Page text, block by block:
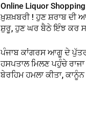
Online Liquor
ਖ਼ੁਸ਼ਖ਼ਬਰੀ ! ਹੁਣ ਸ਼ਰਾਬ ਦੀ
ਸ਼ੁਰੂ, ਹੁਣ ਘਰ ਬੈਠੇ ਇੰਝ ਕਰ
ਪੰਜਾਬ ਕਾਂਗਰਸ ਆਗੂ ਦੇ ਪੁੱਤਰ
ਹਸਪਤਾਲ ਮਿਲਣ ਪਹੁੰਚੇ
ਬੇਰਹਿਮ ਹਮਲਾ ਕੀਤਾ,